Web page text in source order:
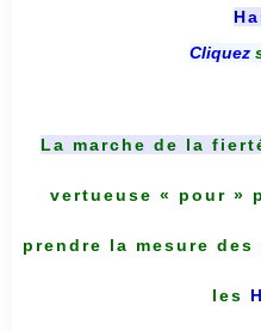
Cliquez
La marche de la
vertueuse « pour »
prendre la mesure
les